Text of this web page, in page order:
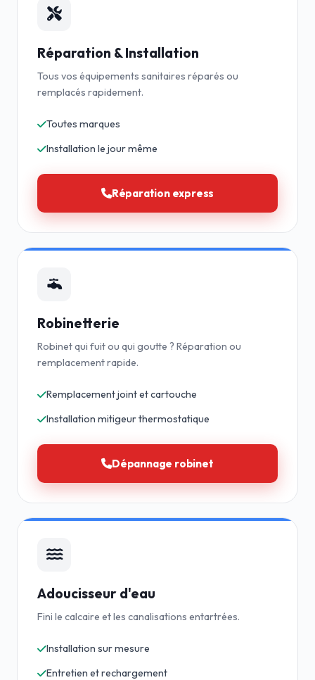
Réparation & Installation
Tous vos équipements sanitaires réparés ou
remplacés rapidement.
Toutes marques
Installation le jour même
Réparation express
Robinetterie
Robinet qui fuit ou qui goutte ? Réparation ou
remplacement rapide.
Remplacement joint et cartouche
Installation mitigeur thermostatique
Dépannage robinet
Adoucisseur d'eau
Fini le calcaire et les canalisations entartrées.
Installation sur mesure
Entretien et rechargement